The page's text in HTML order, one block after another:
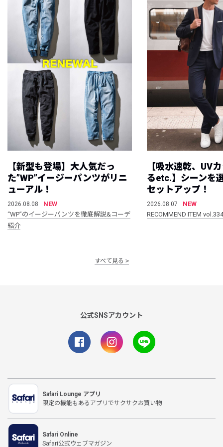
【新型も登場】大人気だっ
た”WP”イージーパンツがリニ
ューアル！
2026.08.08
NEW
“WP”のイージーパンツを徹底解説&コーデ
紹介
【吸水速乾、UV
るetc.】シーンを
セットアップ！
2026.08.07
NEW
RECOMMEND ITEM vol.334
すべて見る
公式SNSアカウント
Safari Lounge アプリ
限定の機能もあるアプリでサクサクお買い物
Safari Online
Safari公式ウェブマガジン